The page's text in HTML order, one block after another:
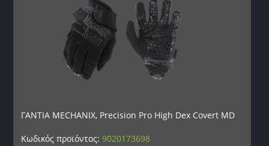
ΓΑΝΤΙΑ MECHANIX, Precision Pro High Dex Covert MD
Κωδικός προϊόντος:9020173698